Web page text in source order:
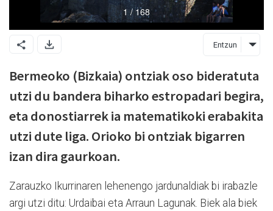
Entzun
Bermeoko (Bizkaia) ontziak oso bideratuta
utzi du bandera biharko estropadari begira,
eta donostiarrek ia matematikoki erabakita
utzi dute liga. Orioko bi ontziak bigarren
izan dira gaurkoan.
Zarauzko Ikurrinaren lehenengo jardunaldiak bi irabazle
argi utzi ditu: Urdaibai eta Arraun Lagunak. Biek ala biek